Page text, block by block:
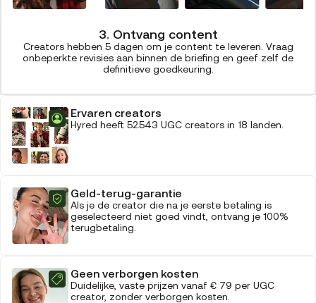
3. Ontvang content
Creators hebben 5 dagen om je content te leveren. Vraag
onbeperkte revisies aan binnen de briefing en geef zelf de
definitieve goedkeuring.
Ervaren creators
Hyred heeft 52.543 UGC creators in 18 landen.
Geld-terug-garantie
Als je de creator die na je eerste betaling is
geselecteerd niet goed vindt, ontvang je 100%
terugbetaling.
Geen verborgen kosten
Duidelijke, vaste prijzen vanaf € 79 per UGC
creator, zonder verborgen kosten.